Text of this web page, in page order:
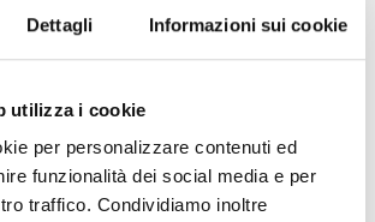
Dettagli Informazioni sui cookie
utilizza i cookie
per personalizzare contenuti ed
funzionalità dei social media e per
traffico. Condividiamo inoltre